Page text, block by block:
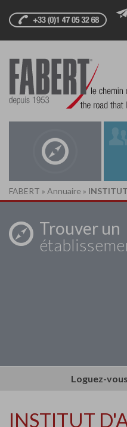
FABERT » Annuaire »
Trouver un
Loguez-
INSTITUT